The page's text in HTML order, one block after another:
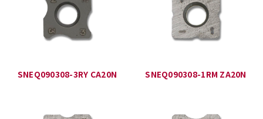
SNEQ090308-3RY CA20N SNEQ090308-1RM ZA20N